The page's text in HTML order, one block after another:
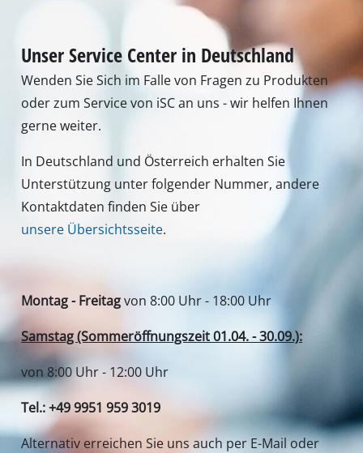
Unser Service Center in Deutschland
Wenden Sie Sich im Falle von Fragen zu Produkten
oder zum Service von iSC an uns - wir helfen Ihnen
gerne weiter.
In Deutschland und Österreich erhalten Sie
Unterstützung unter folgender Nummer, andere
Kontaktdaten finden Sie über
unsere Übersichtsseite.
Montag - Freitagvon 8:00 Uhr - 18:00 Uhr
Samstag (Sommeröffnungszeit 01.04. - 30.09.):
von 8:00 Uhr - 12:00 Uhr
Tel.: +49 9951 959 3019
Alternativ erreichen Sie uns auch per E-Mail oder